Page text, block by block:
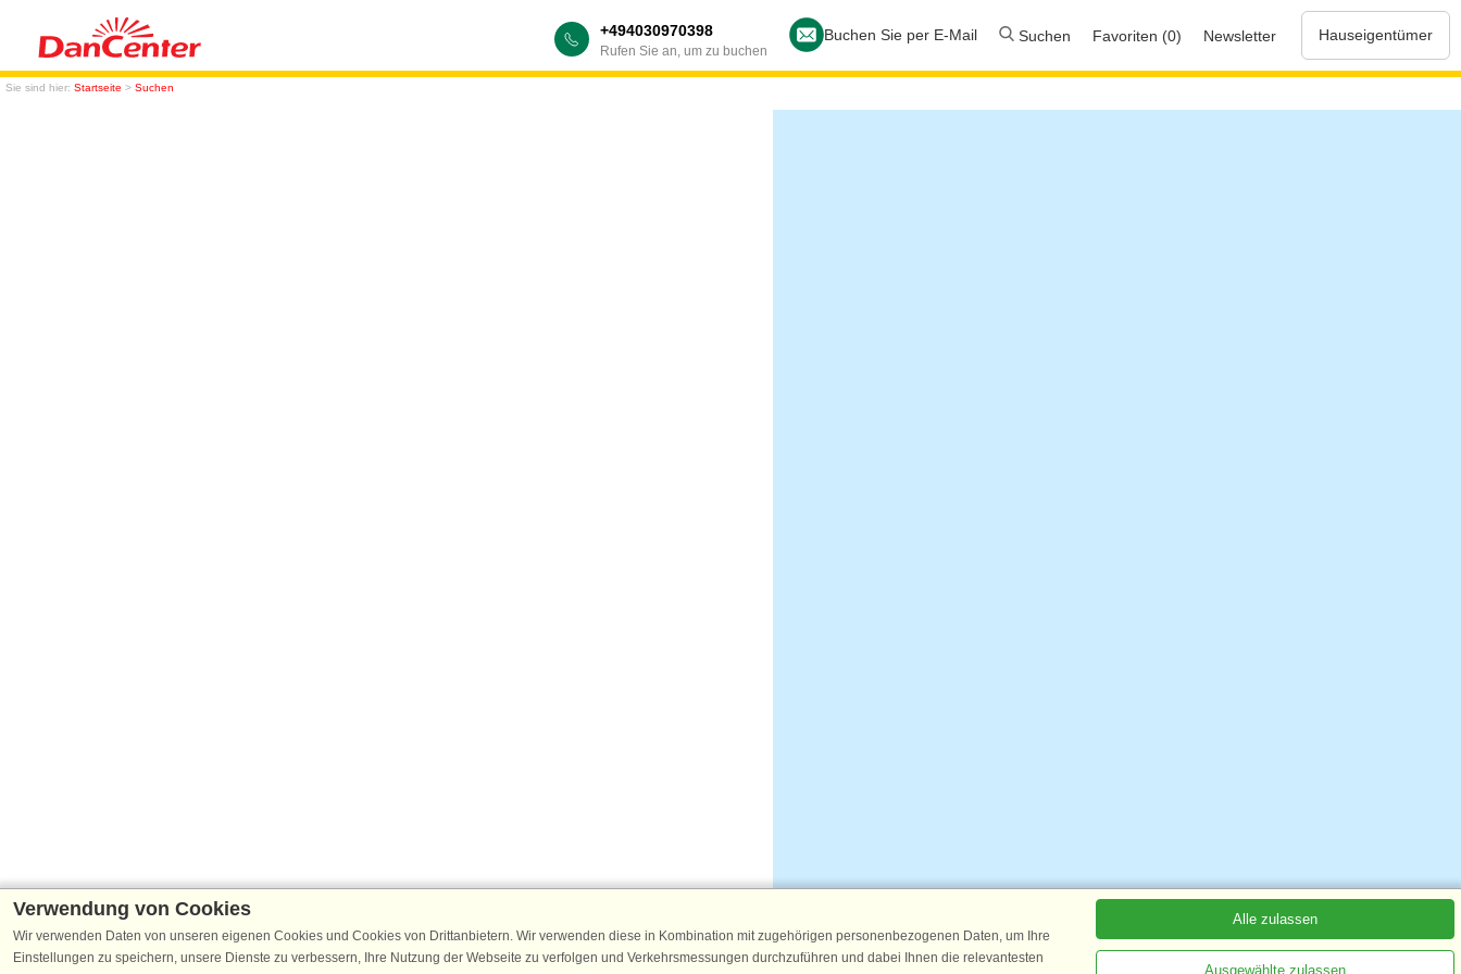
+494030970398
Rufen Sie an, um zu buchen
Buchen Sie per E-Mail Suchen Favoriten (0) Newsletter Hauseigentümer
Sie sind hier: Startseite > Suchen
Verwendung von Cookies
Wir verwenden Daten von unseren eigenen Cookies und Cookies von Drittanbietern. Wir verwenden diese in Kombination mit zugehörigen personenbezogenen Daten, um Ihre
Einstellungen zu speichern, unsere Dienste zu verbessern, Ihre Nutzung der Webseite zu verfolgen und Verkehrsmessungen durchzuführen und dabei Ihnen die relevantesten
Alle zulassen
Ausgewählte zulassen